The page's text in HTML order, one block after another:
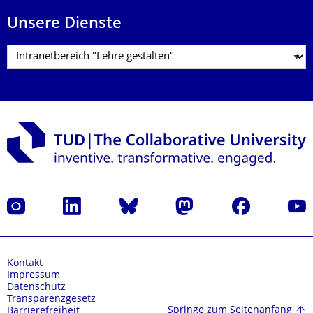
Unsere Dienste
Instagram LinkedIn Bluesky Mastodon Facebook
Kontakt
Impressum
Datenschutz
Transparenzgesetz
Barrierefreiheit
Springe zum Seitenanfang